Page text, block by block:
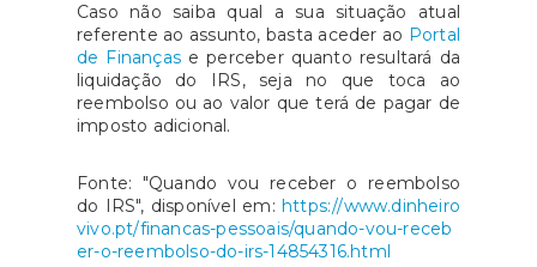
Caso não saiba qual a sua situação atual
referente ao assunto, basta aceder ao Portal
de Finançase perceber quanto resultará da
liquidação do IRS, seja no que toca ao
reembolso ou ao valor que terá de pagar de
imposto adicional.
Fonte: "Quando vou receber o reembolso
do IRS", disponível em: https://www.dinheiro
vivo.pt/financas-pessoais/quando-vou-receb
er-o-reembolso-do-irs-14854316.html